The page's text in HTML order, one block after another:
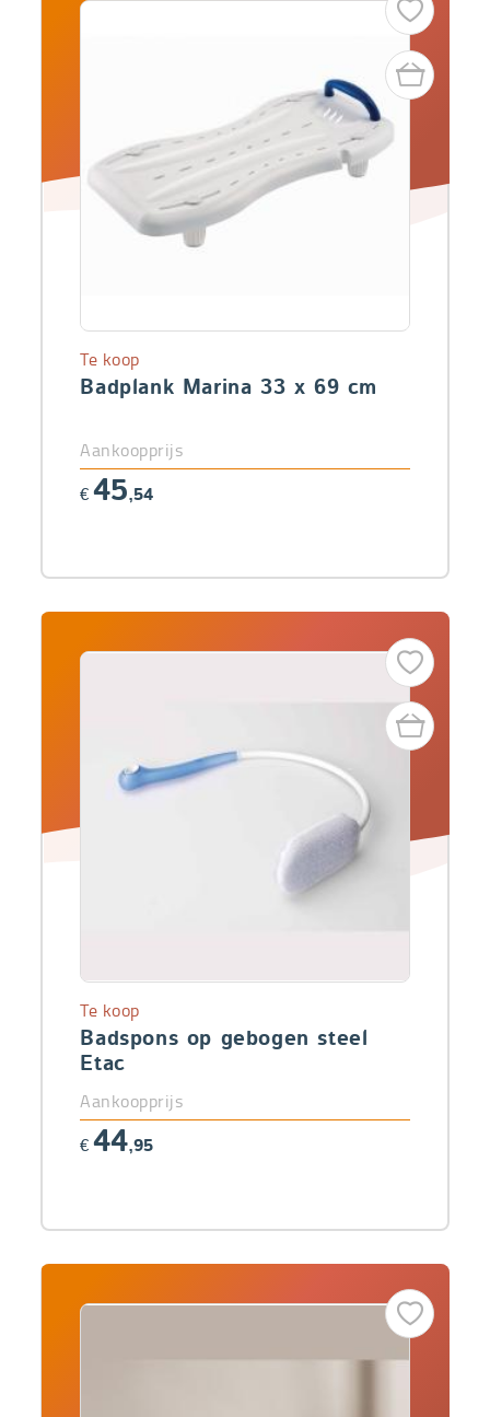
Badplank Marina 33 x 69 cm
Te koop
Aankoopprijs
€ 45,54
Badspons op gebogen steel
Etac
Te koop
Aankoopprijs
€ 44,95